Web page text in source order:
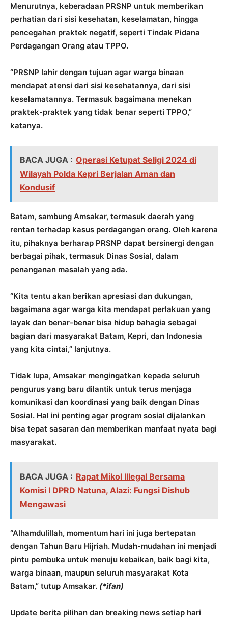
Menurutnya, keberadaan PRSNP untuk memberikan
perhatian dari sisi kesehatan, keselamatan, hingga
pencegahan praktek negatif, seperti Tindak Pidana
Perdagangan Orang atau TPPO.
“PRSNP lahir dengan tujuan agar warga binaan
mendapat atensi dari sisi kesehatannya, dari sisi
keselamatannya. Termasuk bagaimana menekan
praktek-praktek yang tidak benar seperti TPPO,”
katanya.
BACA JUGA : Operasi Ketupat Seligi 2024 di
Wilayah Polda Kepri Berjalan Aman dan
Kondusif
Batam, sambung Amsakar, termasuk daerah yang
rentan terhadap kasus perdagangan orang. Oleh karena
itu, pihaknya berharap PRSNP dapat bersinergi dengan
berbagai pihak, termasuk Dinas Sosial, dalam
penanganan masalah yang ada.
“Kita tentu akan berikan apresiasi dan dukungan,
bagaimana agar warga kita mendapat perlakuan yang
layak dan benar-benar bisa hidup bahagia sebagai
bagian dari masyarakat Batam, Kepri, dan Indonesia
yang kita cintai,” lanjutnya.
Tidak lupa, Amsakar mengingatkan kepada seluruh
pengurus yang baru dilantik untuk terus menjaga
komunikasi dan koordinasi yang baik dengan Dinas
Sosial. Hal ini penting agar program sosial dijalankan
bisa tepat sasaran dan memberikan manfaat nyata bagi
masyarakat.
BACA JUGA : Rapat Mikol Illegal Bersama
Komisi I DPRD Natuna, Alazi: Fungsi Dishub
Mengawasi
“Alhamdulillah, momentum hari ini juga bertepatan
dengan Tahun Baru Hijriah. Mudah-mudahan ini menjadi
pintu pembuka untuk menuju kebaikan, baik bagi kita,
warga binaan, maupun seluruh masyarakat Kota
Batam,” tutup Amsakar. (*ifan)
Update berita pilihan dan breaking news setiap hari